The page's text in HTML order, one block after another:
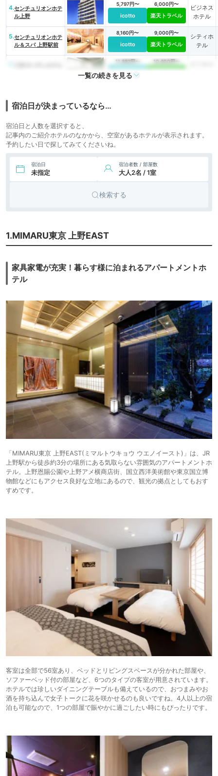
4.センチュリオンホテ
ル上野
5,797円〜
icotto
6,000円〜
楽天トラベル
ビジネス
ホテル
5.センチュリオンホテ
ル＆スパ 上野駅前
8,160円〜
icotto
9,000円〜
楽天トラベル
シティホ
テル
11,882円〜
icotto
10,600円〜
グリッズ 東京 上野
駅前 ホテル＆ホス
8.トーセイホテルココ
7,410円〜 8,000円〜
ホテルサンルート
5,100円〜
ホテル
一覧の続きを見る
宿泊日が決まっているなら…
宿泊日と人数を選択すると、
記事内のご紹介ホテルのなかから、空室があるホテルが表示されます。
予約したい日で探してみてくださいね。
宿泊日
未指定
宿泊者数 / 部屋数
大人2名 / 1室
検索する
1.MIMARU東京 上野EAST
家具家電が充実！暮らす様に泊まれるアパートメントホ
テル
「MIMARU東京 上野EAST(ミマルトウキョウ ウエノイースト)」は、JR
上野駅から徒歩約3分の場所にある気取らない雰囲気のアパートメントホ
テル。上野恩賜公園や上野アメ横商店街、国立西洋美術館や東京国立博
物館などにもアクセス良好な立地にあるので、観光の拠点としてもおす
すめです。
客室は全部で56室あり、ベッドとリビングスペースが分かれた部屋や、
ソファーベッド付の部屋など、6つのタイプの客室が用意されています。
ホテルでは珍しいダイニングテーブルも備えているので、おつまみやお
酒を持ち込んで女子トークに花を咲かせるのも良いですね。4人以上の宿
泊も可能なので、1つの部屋で賑やかに過ごしたい時にもぴったりです。